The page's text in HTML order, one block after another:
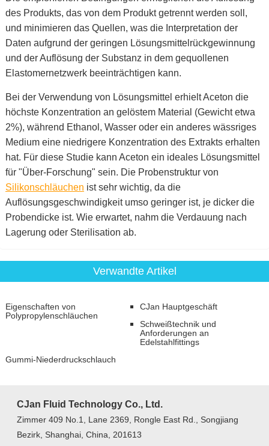
des Produkts, das von dem Produkt getrennt werden soll,
und minimieren das Quellen, was die Interpretation der
Daten aufgrund der geringen Lösungsmittelrückgewinnung
und der Auflösung der Substanz in dem gequollenen
Elastomernetzwerk beeinträchtigen kann.
Bei der Verwendung von Lösungsmittel erhielt Aceton die
höchste Konzentration an gelöstem Material (Gewicht etwa
2%), während Ethanol, Wasser oder ein anderes wässriges
Medium eine niedrigere Konzentration des Extrakts erhalten
hat. Für diese Studie kann Aceton ein ideales Lösungsmittel
für "Über-Forschung" sein. Die Probenstruktur von
Silikonschläuchen ist sehr wichtig, da die
Auflösungsgeschwindigkeit umso geringer ist, je dicker die
Probendicke ist. Wie erwartet, nahm die Verdauung nach
Lagerung oder Sterilisation ab.
Verwandte Artikel
Eigenschaften von
Polypropylenschläuchen
CJan Hauptgeschäft
Schweißtechnik und
Anforderungen an
Edelstahlfittings
Gummi-Niederdruckschlauch
CJan Fluid Technology Co., Ltd.
Zimmer 409 No.1, Lane 2369, Rongle East Rd., Songjiang
Bezirk, Shanghai, China, 201613